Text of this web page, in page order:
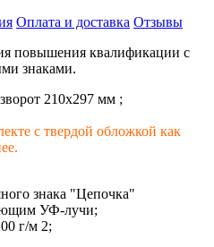
Оплата и доставка Отзывы
повышения квалификации с
знаками.
210х297 мм ;
с твердой обложкой как
знака "Цепочка"
УФ-лучи;
г/м 2;